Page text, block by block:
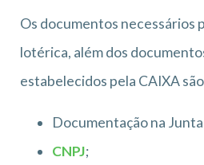
Os documentos necessários
lotérica, além dos
estabelecidos pela CAIXA
Documentação na
CNPJ;